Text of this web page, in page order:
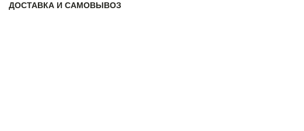
ДОСТАВКА И САМОВЫВОЗ